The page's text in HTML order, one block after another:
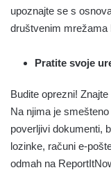
upoznajte se s
društvenim mrežama
Pratite svoje
Budite oprezni!
Na njima je
poverljivi dokumenti,
lozinke, računi e-
odmah na